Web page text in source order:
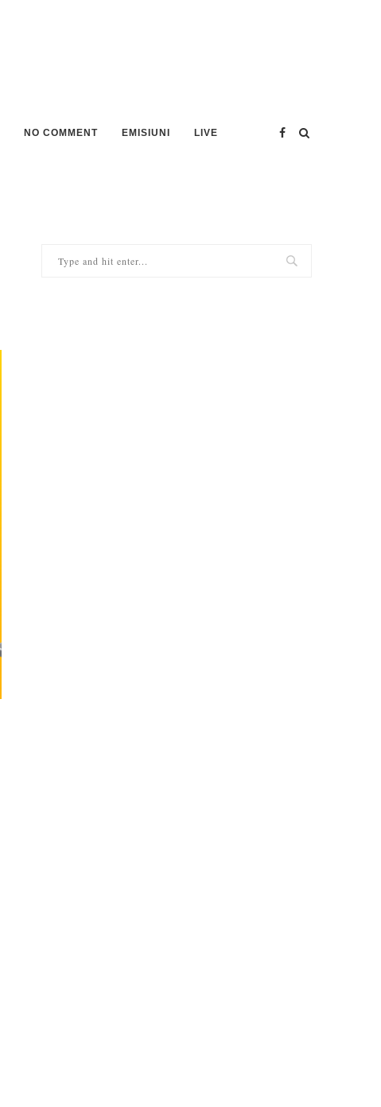
NO COMMENT EMISIUNI LIVE